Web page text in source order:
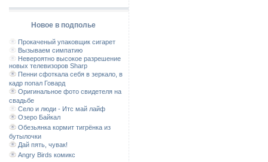
Новое в подполье
Прокаченый упаковщик сигарет
Вызываем симпатию
Невероятно высокое разрешение
новых телевизоров Sharp
Пенни сфоткала себя в зеркало, в
кадр попал Говард
Оригинальное фото свидетеля на
свадьбе
Село и люди - Итс май лайф
Озеро Байкал
Обезьянка кормит тигрёнка из
бутылочки
Дай пять, чувак!
Angry Birds комикс